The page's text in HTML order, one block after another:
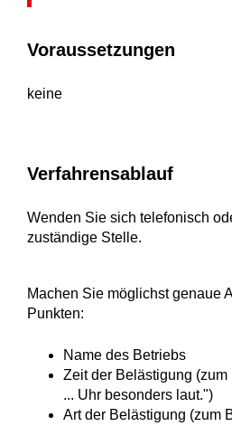
Voraussetzungen
keine
Verfahrensablauf
Wenden Sie sich telefonisch
zuständige Stelle.
Machen Sie möglichst genaue
Punkten:
Name des Betriebs
Zeit der Belästigung
... Uhr besonders laut.")
Art der Belästigung (zum